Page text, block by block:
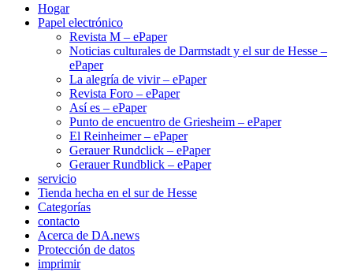
Hogar
Papel electrónico
Revista M – ePaper
Noticias culturales de Darmstadt y el sur de Hesse –
ePaper
La alegría de vivir – ePaper
Revista Foro – ePaper
Así es – ePaper
Punto de encuentro de Griesheim – ePaper
El Reinheimer – ePaper
Gerauer Rundclick – ePaper
Gerauer Rundblick – ePaper
servicio
Tienda hecha en el sur de Hesse
Categorías
contacto
Acerca de DA.news
Protección de datos
imprimir